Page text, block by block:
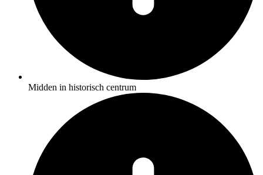
Midden in historisch centrum